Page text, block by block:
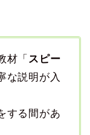
材「 スピー
な説明が入
する間があ